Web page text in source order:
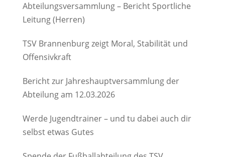
Abteilungsversammlung – Bericht Sportliche
Leitung (Herren)
TSV Brannenburg zeigt Moral, Stabilität und
Offensivkraft
Bericht zur Jahreshauptversammlung der
Abteilung am 12.03.2026
Werde Jugendtrainer – und tu dabei auch dir
selbst etwas Gutes